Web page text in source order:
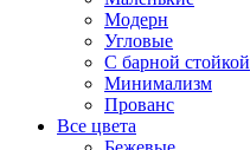
Модерн
Угловые
С барной стойкой
Минимализм
Прованс
Все цвета